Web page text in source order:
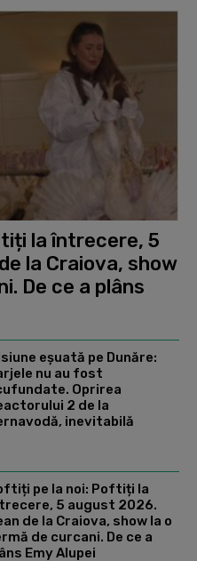
la întrecere, 5
la Craiova, show
De ce a plâns
eșuată pe Dunăre:
nu au fost
Oprirea
2 de la
inevitabilă
pe la noi: Poftiți la
5 august 2026.
de la Craiova, show la o
de curcani. De ce a
Emy Alupei